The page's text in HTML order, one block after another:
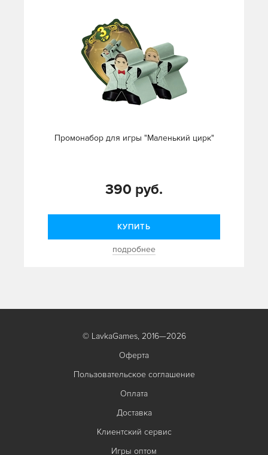
Промонабор для игры "Маленький цирк"
390 руб.
КУПИТЬ
подробнее
© LavkaGames, 2016—2026
Оферта
Пользовательское соглашение
Оплата
Доставка
Клиентский сервис
Игры оптом